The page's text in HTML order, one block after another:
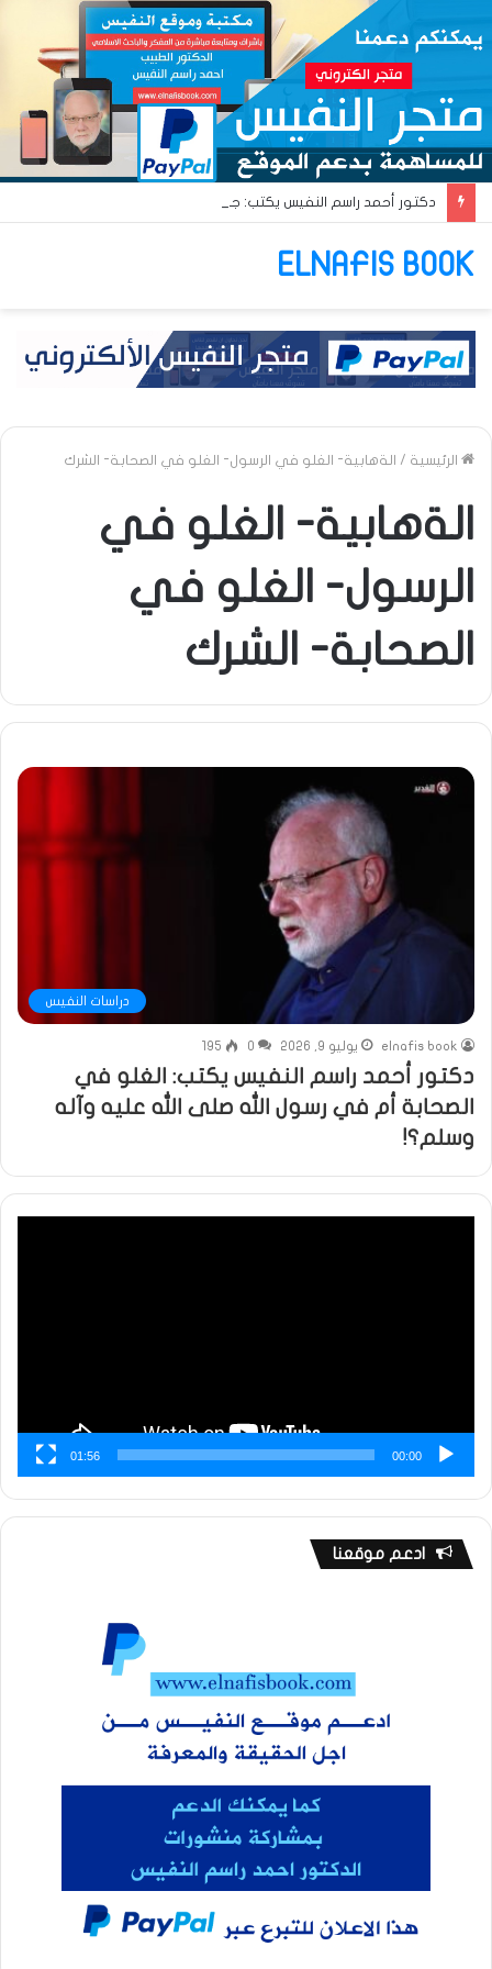
ELNAFIS BOOK
الرئيسية / الةهابية- الغلو في الرسول- الغلو في الصحابة- الشرك
الةهابية- الغلو في
الرسول- الغلو في
الصحابة- الشرك
دراسات النفيس
elnafis book يوليو 9, 2026 0
195
دكتور أحمد راسم النفيس يكتب: الغلو في
الصحابة أم في رسول الله صلى الله عليه وآله
وسلم؟!
00:00
01:56
ادعم موقعنا